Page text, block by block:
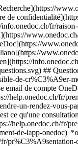
de
fr/
##
de-
email de compte
help.onedoc.ch/fr/
un-rendez-
ce qu'une
help.onedoc.ch/fr/
de-lapp-onedoc)